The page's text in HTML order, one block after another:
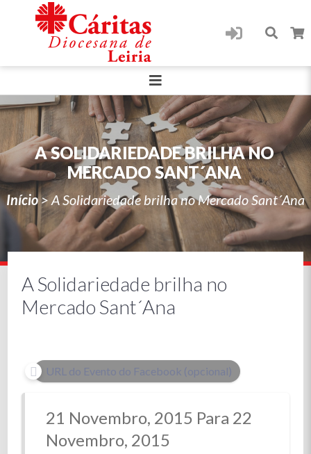
A SOLIDARIEDADE BRILHA NO
MERCADO SANT´ANA
Início>A Solidariedade brilha no Mercado Sant´Ana
A Solidariedade brilha no
Mercado Sant´Ana
URL do Evento do Facebook (opcional)
21 Novembro, 2015 Para 22
Novembro, 2015